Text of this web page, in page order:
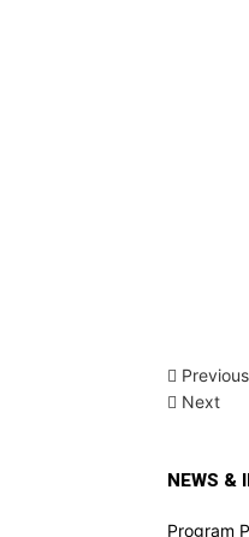
Previous
Next
NEWS &
Program